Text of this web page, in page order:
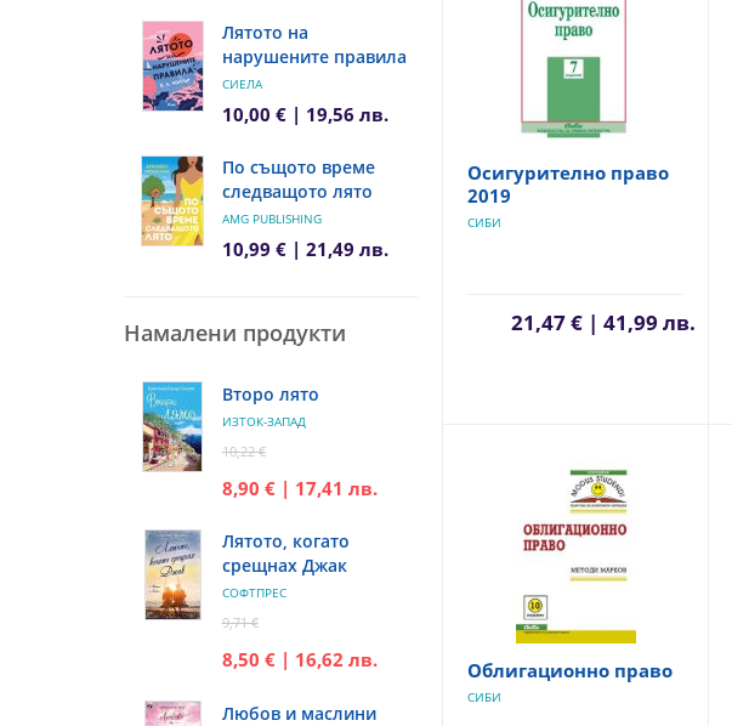
Лятото на
нарушените правила
СИЕЛА
10,00 € | 19,56 лв.
По същото време
следващото лято
AMG PUBLISHING
10,99 € | 21,49 лв.
Намалени продукти
Второ лято
ИЗТОК-ЗАПАД
10,22 €
8,90 € | 17,41 лв.
Лятото, когато
срещнах Джак
СОФТПРЕС
9,71 €
8,50 € | 16,62 лв.
Любов и маслини
Осигурително право
2019
СИБИ
21,47 € | 41,99 лв.
Облигационно право
СИБИ